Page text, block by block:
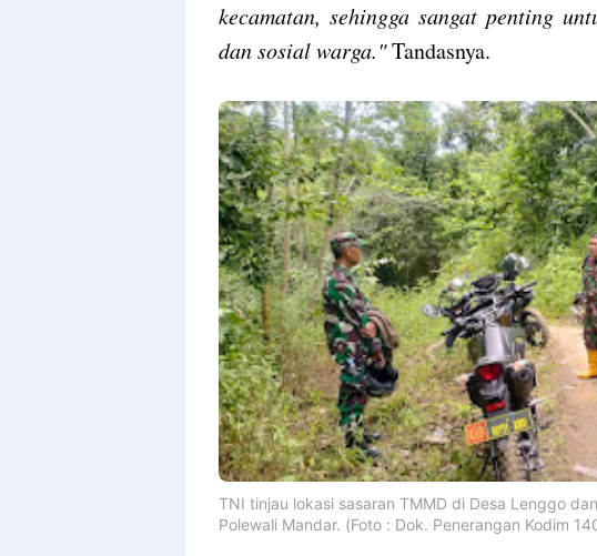
kecamatan, sehingga sangat penting
dan sosial warga."Tandasnya.
TNI tinjau lokasi sasaran TMMD di Desa Lenggo
Polewali Mandar. (Foto : Dok. Penerangan Kodim